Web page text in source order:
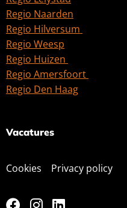
Regio Naarden
Regio Hilversum
Regio Weesp
Regio Huizen
Regio Amersfoort
Regio Den Haag
Vacatures
Cookies Privacy policy